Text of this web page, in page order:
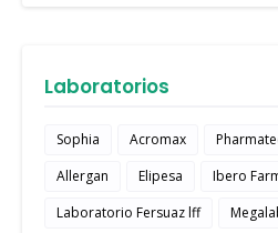
Laboratorios
Sophia Acromax
Allergan
Elipesa
Ibero
Laboratorio Fersuaz lff